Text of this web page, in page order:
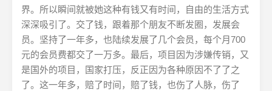
界。所以瞬间就被她这种有钱又有时间，自由的生活方式
深深吸引了。交了钱，跟着那个朋友不断发圈，发展会
员。坚持了一年多，也陆续发展了几个会员，每个月700
元的会员费都交了一万多。最后，项目因为涉嫌传销，又
是国外的项目，国家打压，反正因为各种原因不了了之
了。这一年多，赔了时间，赔了钱，也伤了人脉，伤了